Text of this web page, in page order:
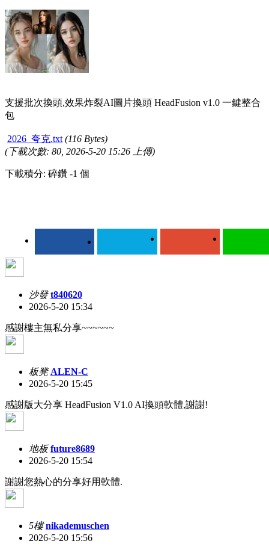
支援批次換頭,效果炸裂AI圖片換頭 HeadFusion v1.0 一鍵整合
包
2026_夸克.txt (116 Bytes)
(下載次數: 80, 2026-5-20 15:26 上傳)
下載積分: 碎鑽 -1 個
沙發 t840620
2026-5-20 15:34
感謝樓主無私分享~~~~~~
板凳 ALEN-C
2026-5-20 15:45
感謝版大分享 HeadFusion V1.0 AI換頭軟體,謝謝!
地板 future8689
2026-5-20 15:54
謝謝您熱心的分享好用軟體.
5樓 nikademuschen
2026-5-20 15:56